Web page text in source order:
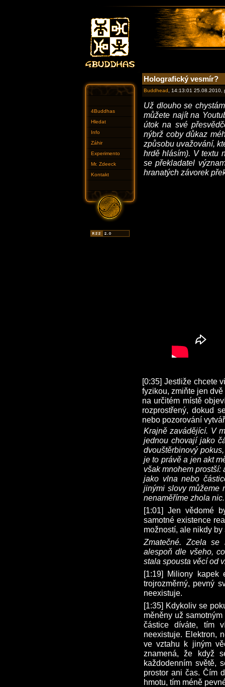
4Buddhas
Hledat
Info
Záhir
Experimento
Mr. Zdeeck
Kontakt
Holografický vesmír?
Buddhead , 14:13:01
Už dlouho se
můžete najít na
útok na své
nýbrž coby důkaz
způsobu uvažování,
hrdě hlásím). V textu
se překladatel
hranatých závorek
[0:35] Jestliže chcete
fyzikou, zmiňte jen
na určitém místě
rozprostřený, dokud
nebo pozorování
Krajně zavádějící. V
jednou chovají jako
dvouštěrbinový
je to právě a jen akt
však mnohem prostší:
jako vlna nebo
jinými slovy můžeme
nenaměříme zhola nic.
[1:01] Jen vědomé
samotné existence
možností, ale nikdy
Zmatečné. Zcela
alespoň dle všeho,
stala spousta věcí od
[1:19] Miliony kapek
trojrozměrný, pevný
neexistuje.
[1:35] Kdykoliv se
měněny už
částice díváte, tím
neexistuje. Elektron,
ve vztahu k jiným
znamená, že když
každodenním světě,
prostor ani čas. Čím
hmotu, tím méně